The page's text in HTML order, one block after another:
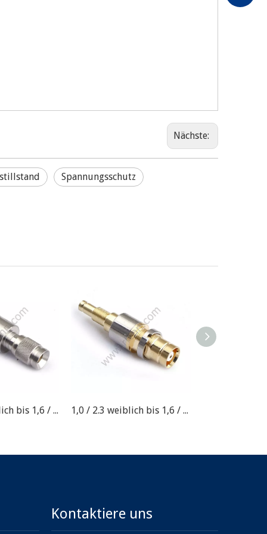
Nächste:
Spannungsschutz
1.0 / 2.3 männlich bis 1,6 / 5,6 weiblicher HF-Anschluss 1,0 / 2.3 weiblich bis 1,6 / 5,6 weiblicher HF-Anschluss
Kontaktiere uns